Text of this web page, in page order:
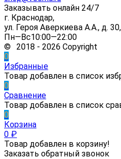
Заказывать онлайн 24/7
г. Краснодар,
ул. Героя Аверкиева А.А., д.
Пн—Вс10:00—22:00
© 2018 - 2026 Copyright
0
Избранные
Товар добавлен в список
0
Сравнение
Товар добавлен в список
0
Корзина
0 ₽
Товар добавлен в корзину!
Заказать обратный звонок